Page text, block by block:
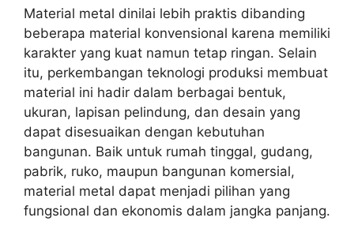
Material metal dinilai lebih praktis dibanding
beberapa material konvensional karena memiliki
karakter yang kuat namun tetap ringan. Selain
itu, perkembangan teknologi produksi membuat
material ini hadir dalam berbagai bentuk,
ukuran, lapisan pelindung, dan desain yang
dapat disesuaikan dengan kebutuhan
bangunan. Baik untuk rumah tinggal, gudang,
pabrik, ruko, maupun bangunan komersial,
material metal dapat menjadi pilihan yang
fungsional dan ekonomis dalam jangka panjang.